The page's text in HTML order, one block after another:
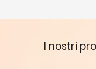
I nostri